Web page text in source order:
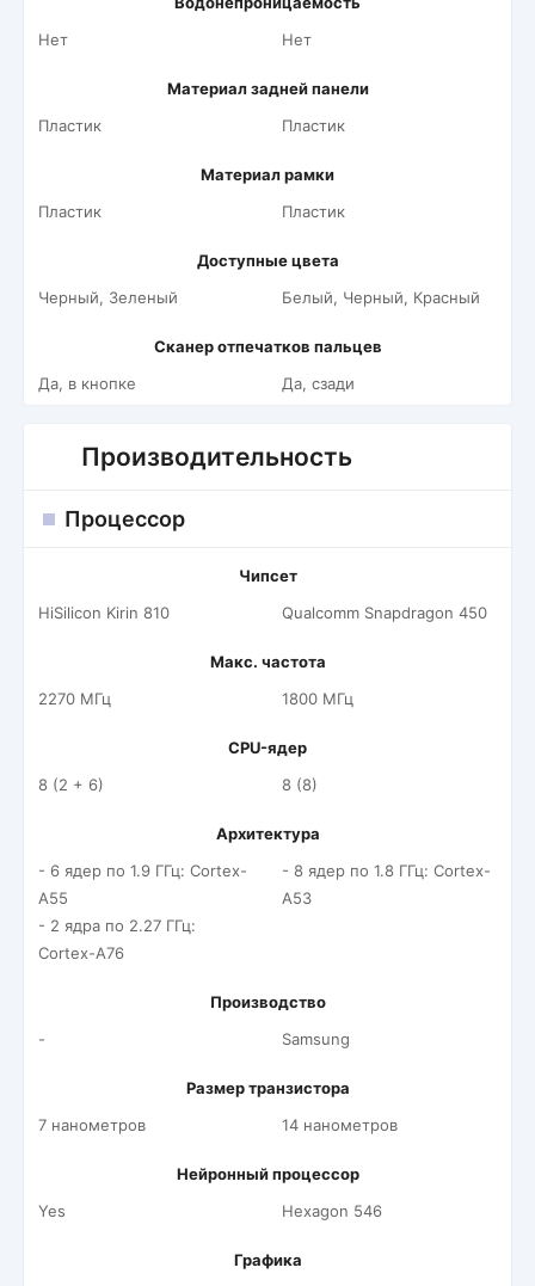
Нет
Нет
Материал задней панели
Пластик
Пластик
Материал рамки
Пластик
Пластик
Доступные цвета
Черный, Зеленый
Белый, Черный, Красный
Сканер отпечатков пальцев
Да, в кнопке
Да, сзади
Производительность
Процессор
Чипсет
HiSilicon Kirin 810
Qualcomm Snapdragon 450
Макс. частота
2270 МГц
1800 МГц
CPU-ядер
8 (2 + 6)
8 (8)
Архитектура
- 6 ядер по 1.9 ГГц: Cortex-
A55
- 2 ядра по 2.27 ГГц:
Cortex-A76
- 8 ядер по 1.8 ГГц: Cortex-
A53
Производство
-
Samsung
Размер транзистора
7 нанометров
14 нанометров
Нейронный процессор
Yes
Hexagon 546
Графика